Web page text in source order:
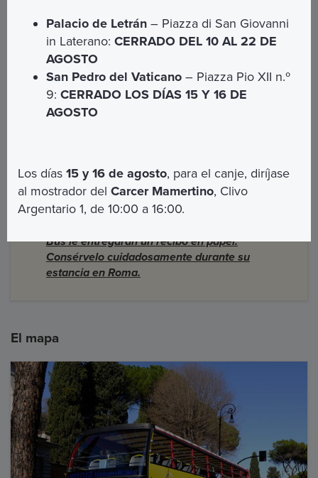
Opera Romana Pellegrinaggi no es
responsable por objetos personales perdidos o
dejados a bordo del Open Bus
Prohibido el consumo de alcohol y alimentos a
bordo del Open Bus
Las personas con discapacidad serán recibidas
con atención. Solo se puede acceder a una silla
bajo petición.
Los perros guía de personas invidentes están
permitidos a bordo
Bus le entregarán un recibo en papel.
Consérvelo cuidadosamente durante su
estancia en Roma.
El mapa
Palacio de Letrán – Piazza di San Giovanni
in Laterano:CERRADO DEL 10 AL 22 DE
AGOSTO
San Pedro del Vaticano – Piazza Pio XII n.º
9:CERRADO LOS DÍAS 15 Y 16 DE
AGOSTO
Los días15 y 16 de agosto, para el canje, diríjase
al mostrador delCarcer Mamertino, Clivo
Argentario 1, de 10:00 a 16:00.